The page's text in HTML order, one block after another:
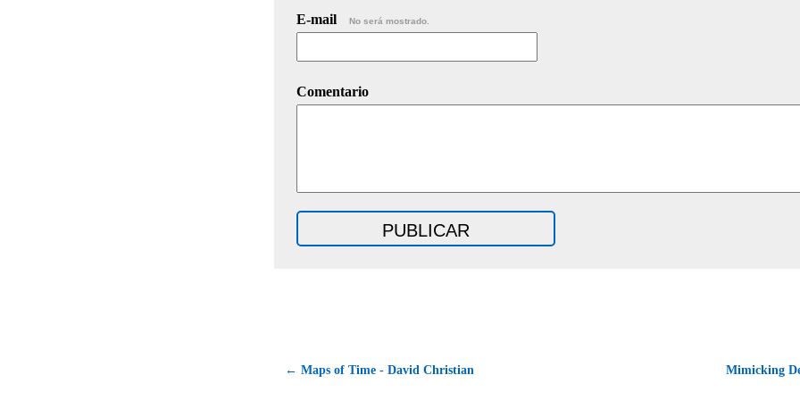
E-mail No será mostrado.
Comentario
← Maps of Time - David Christian Mimicking